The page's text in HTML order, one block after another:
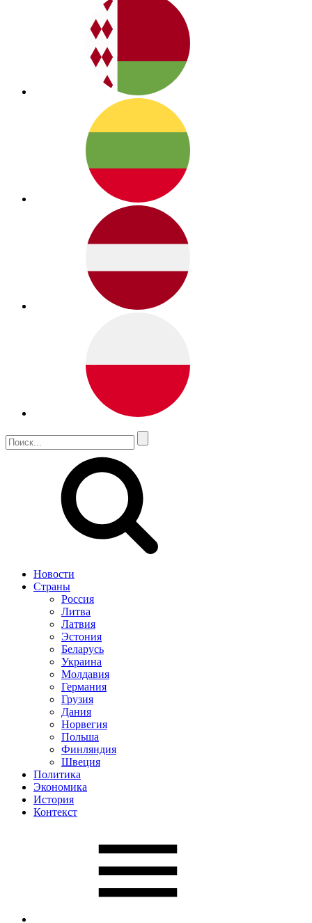
Новости
Страны
Россия
Литва
Латвия
Эстония
Беларусь
Украина
Молдавия
Германия
Грузия
Дания
Норвегия
Польша
Финляндия
Швеция
Политика
Экономика
История
Контекст